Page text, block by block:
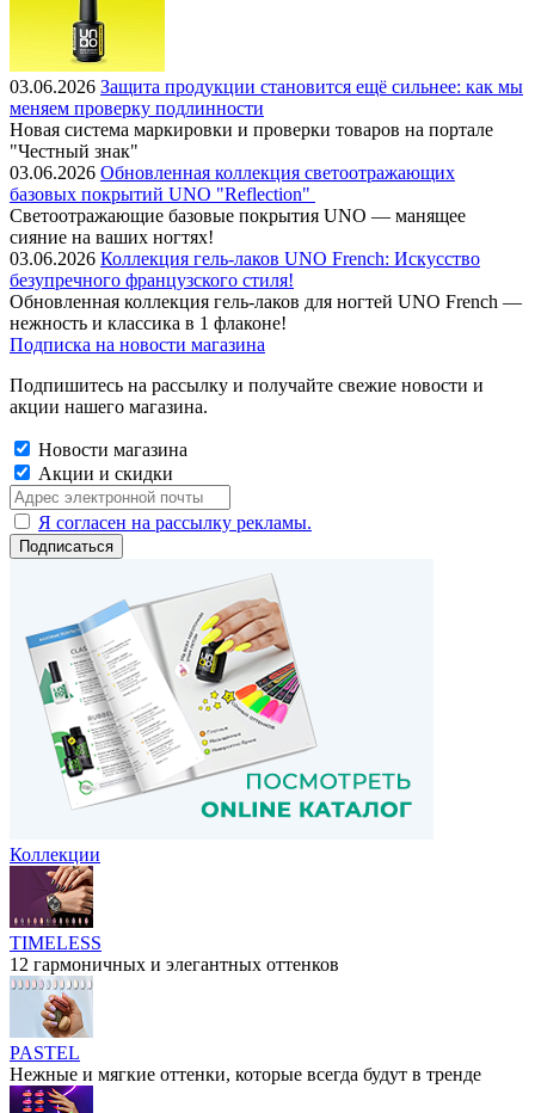
03.06.2026 Защита продукции становится ещё сильнее: как мы
меняем проверку подлинности
Новая система маркировки и проверки товаров на портале
"Честный знак"
03.06.2026 Обновленная коллекция светоотражающих
базовых покрытий UNO "Reflection"
Cветоотражающие базовые покрытия UNO — манящее
сияние на ваших ногтях!
03.06.2026 Коллекция гель-лаков UNO French: Искусство
безупречного французского стиля!
Обновленная коллекция гель-лаков для ногтей UNO French —
нежность и классика в 1 флаконе!
Подписка на новости магазина
Подпишитесь на рассылку и получайте свежие новости и
акции нашего магазина.
Новости магазина
Акции и скидки
Я согласен на рассылку рекламы.
Коллекции
TIMELESS
12 гармоничных и элегантных оттенков
PASTEL
Нежные и мягкие оттенки, которые всегда будут в тренде